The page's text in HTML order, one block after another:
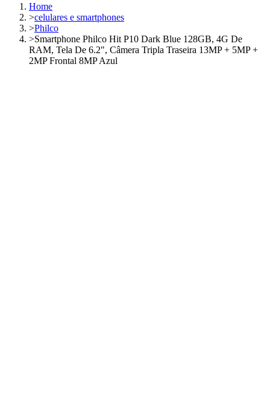
Home
>celulares e smartphones
>Philco
>Smartphone Philco Hit P10 Dark Blue 128GB, 4G De
RAM, Tela De 6.2", Câmera Tripla Traseira 13MP + 5MP +
2MP Frontal 8MP Azul